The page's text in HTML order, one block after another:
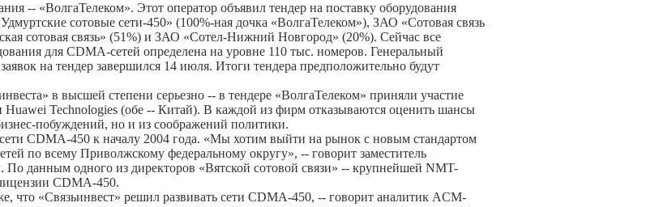
-- «ВолгаТелеком». Этот оператор объявил тендер на поставку оборудования
сотовые сети-450» (100%-ная дочка «ВолгаТелеком»), ЗАО «Сотовая связь
сотовая связь» (51%) и ЗАО «Сотел-Нижний Новгород» (20%). Сейчас все
для CDMA-сетей определена на уровне 110 тыс. номеров. Генеральный
на тендер завершился 14 июля. Итоги тендера предположительно будут
в высшей степени серьезно -- в тендере «ВолгаТелеком» приняли участие
Technologies (обе -- Китай). В каждой из фирм отказываются оценить шансы
побуждений, но и из соображений политики.
CDMA-450 к началу 2004 года. «Мы хотим выйти на рынок с новым стандартом
по всему Приволжскому федеральному округу», -- говорит заместитель
данным одного из директоров «Вятской сотовой связи» -- крупнейшей NMT-
CDMA-450.
что «Связьинвест» решил развивать сети CDMA-450, -- говорит аналитик ACM-